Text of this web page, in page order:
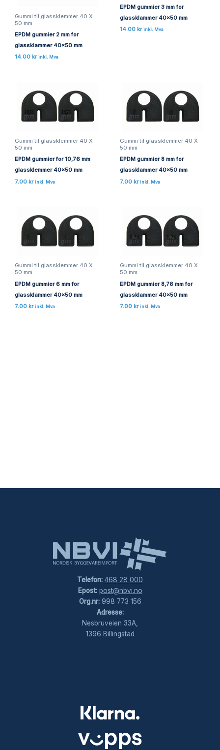
Gummi til glassklemmer 40 X
50 mm
EPDM gummier 2 mm for
glassklammer 40×50 mm
14.00 kr inkl. Mva
EPDM gummier 3 mm for
glassklammer 40×50 mm
14.00 kr inkl. Mva
Gummi til glassklemmer 40 X
50 mm
EPDM gummier for 10,76 mm
glassklemmer 40×50 mm
7.00 kr inkl. Mva
Gummi til glassklemmer 40 X
50 mm
EPDM gummier 8 mm for
glassklammer 40×50 mm
7.00 kr inkl. Mva
Gummi til glassklemmer 40 X
50 mm
EPDM gummier 6 mm for
glassklammer 40×50 mm
7.00 kr inkl. Mva
Gummi til glassklemmer 40 X
50 mm
EPDM gummier 8,76 mm for
glassklammer 40×50 mm
7.00 kr inkl. Mva
Telefon: 468 28 000
Epost: post@nbvi.no
Org.nr:998 773 156
Adresse:
Nesbruveien 33A,
1396 Billingstad